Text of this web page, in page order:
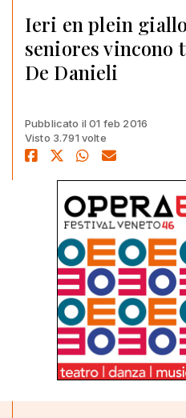
Ieri en plein
seniores vincono
De Danieli
Pubblicato il 01 feb 2016
Visto 3.791 volte